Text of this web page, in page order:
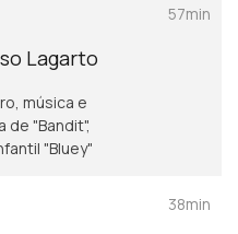
Lagarto
música e
"Bluey"
57min
38min